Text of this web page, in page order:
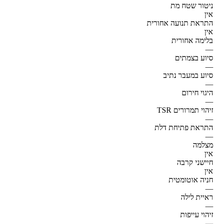
ניטור שטח מת
אין
התראת תנועה אחורית
אין
בלימה אחורית
—
סיוע בצמתים
—
סיוע במעבר נתיב
—
היגוי חירום
—
זיהוי תמרורים TSR
—
התראת פתיחת דלת
—
מצלמה
אין
חיישני קרבה
אין
חניה אוטומטית
—
ראיית לילה
—
זיהוי עייפות